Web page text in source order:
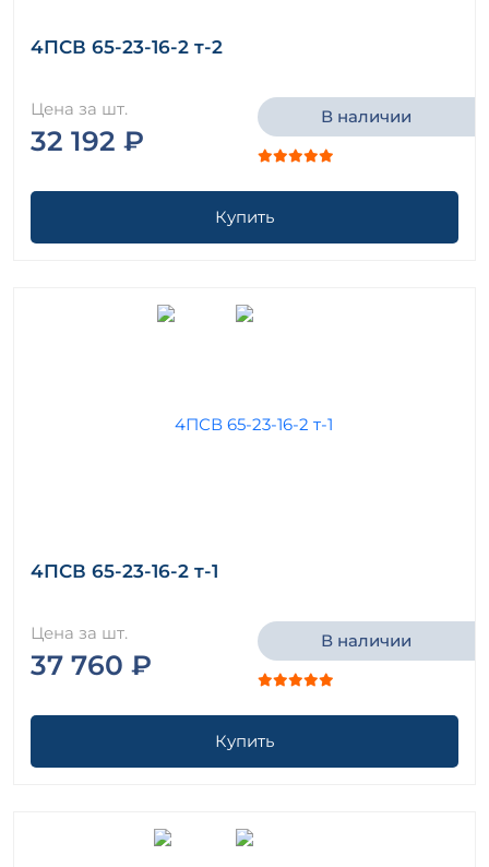
4ПСВ 65-23-16-2 т-2
Цена за шт.
32 192 ₽
В наличии
Купить
4ПСВ 65-23-16-2 т-1
Цена за шт.
37 760 ₽
В наличии
Купить